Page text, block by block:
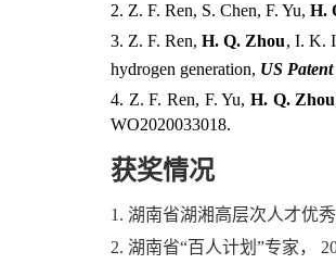
2. Z. F. Ren, S. Chen, F. Yu, H.
3. Z. F. Ren,H. Q. Zhou, I. K.
hydrogen generation, US Patent
4. Z. F. Ren, F. Yu, H. Q. Zhou
WO2020033018.
获奖情况
1. 湖南省湖湘高层次人才优
2. 湖南省“百人计划”专家，